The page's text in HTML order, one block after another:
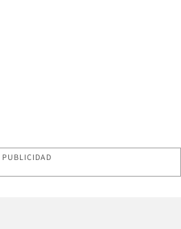
PUBLICIDAD